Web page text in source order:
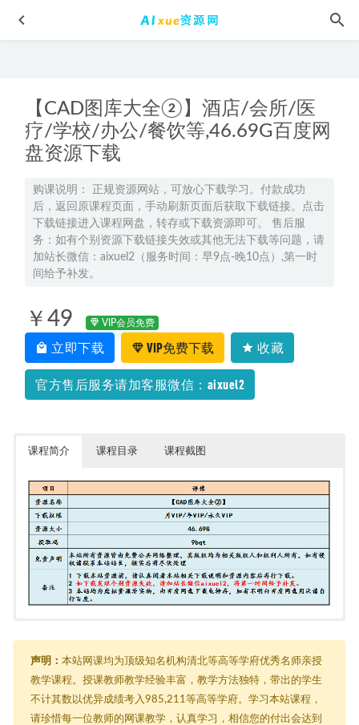
【CAD图库大全②】酒店/会所/医
疗/学校/办公/餐饮等,46.69G百度网
盘资源下载
购课说明： 正规资源网站，可放心下载学习。付款成功
后，返回原课程页面，手动刷新页面后获取下载链接。点击
下载链接进入课程网盘，转存或下载资源即可。 售后服
务：如有个别资源下载链接失效或其他无法下载等问题，请
加站长微信：aixuel2（服务时间：早9点-晚10点）,第一时
间给予补发。
￥49 VIP会员免费
立即下载 VIP免费下载 收藏
官方售后服务请加客服微信：aixuel2
课程简介 课程目录 课程截图
├─ 001 施工图纸
│ ├─ 酒店.zip
│ ├─ 004 商业.zip
│ ├─ 005 办公.zip
│ ├─ 006 公共.zip
声明： 本站网课均为顶级知名机构清北等高等学府优秀名师亲授
教学课程。授课教师教学经验丰富，教学方法独特，带出的学生
不计其数以优异成绩考入985,211等高等学府。学习本站课程，
请珍惜每一位教师的网课教学，认真学习，相信您的付出会达到
高考数学教学资料2022年【朱昊鲲】高中数学全年网课教
程，7.26G学习资料百度云盘资源下载 2022-03-23
2025王群高三地理二轮复习寒假班 2025-02-19
网易有道精品课：Python教学课程Python小咖养成计划,19.28G
课程百度网盘打包下载
教师招聘考试英语教学视频
2023王嫤高三化学a教程全年班-视频教程+讲义（暑假班）
2022-08-12